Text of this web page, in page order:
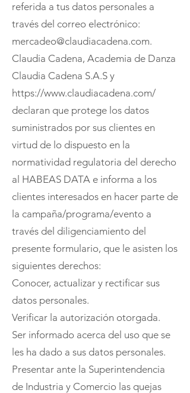
referida a tus datos personales a
través del correo electrónico:
mercadeo@claudiacadena.com.
Claudia Cadena, Academia de Danza
Claudia Cadena S.A.S y
https://www.claudiacadena.com/
declaran que protege los datos
suministrados por sus clientes en
virtud de lo dispuesto en la
normatividad regulatoria del derecho
al HABEAS DATA e informa a los
clientes interesados en hacer parte de
la campaña/programa/evento a
través del diligenciamiento del
presente formulario, que le asisten los
siguientes derechos:
Conocer, actualizar y rectificar sus
datos personales.
Verificar la autorización otorgada.
Ser informado acerca del uso que se
les ha dado a sus datos personales.
Presentar ante la Superintendencia
de Industria y Comercio las quejas